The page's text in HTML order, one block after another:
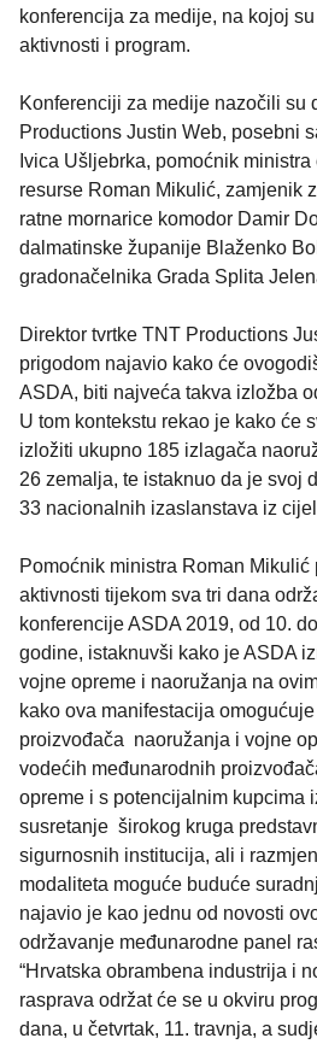
konferencija za medije, na kojoj
aktivnosti i program.
Konferenciji za medije nazočili su
Productions Justin Web, posebni
Ivica Ušljebrka, pomoćnik
resurse Roman Mikulić, zamjenik
ratne mornarice komodor Damir
dalmatinske županije Blaženko
gradonačelnika Grada Splita
Direktor tvrtke TNT Productions
prigodom najavio kako će
ASDA, biti najveća takva izložba
U tom kontekstu rekao je kako će
izložiti ukupno 185 izlagača
26 zemalja, te istaknuo da je svoj
33 nacionalnih izaslanstava iz
Pomoćnik ministra Roman
aktivnosti tijekom sva tri dana
konferencije ASDA 2019, od 10.
godine, istaknuvši kako je ASDA
vojne opreme i naoružanja na
kako ova manifestacija
proizvođača naoružanja i vojne
vodećih međunarodnih
opreme i s potencijalnim kupcima
susretanje širokog kruga
sigurnosnih institucija, ali i
modaliteta moguće buduće
najavio je kao jednu od novosti
održavanje međunarodne panel
“Hrvatska obrambena industrija i
rasprava održat će se u okviru
dana, u četvrtak, 11. travnja, a